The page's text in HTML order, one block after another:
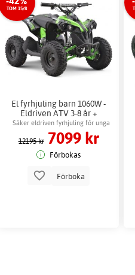
TOM 15/8
El fyrhjuling barn 1060W -
Eldriven ATV 3-8 år +
Låskätting
Säker eldriven fyrhjuling för unga
förare
12195 kr 7099 kr
Förbokas
Förboka